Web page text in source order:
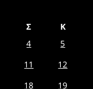
Σ
Κ
4
5
11
12
18
19